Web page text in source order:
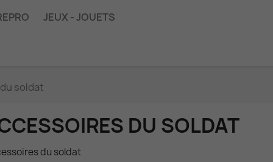
JEUX - JOUETS
soldat
DU SOLDAT
du soldat